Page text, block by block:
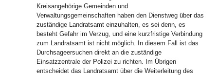
Kreisangehörige Gemeinden und
Verwaltungsgemeinschaften haben den Dienstweg über das
zuständige Landratsamt einzuhalten, es sei denn, es
besteht Gefahr im Verzug, und eine kurzfristige Verbindung
zum Landratsamt ist nicht möglich. In diesem Fall ist das
Durchsageersuchen direkt an die zuständige
Einsatzzentrale der Polizei zu richten. Im Übrigen
entscheidet das Landratsamt über die Weiterleitung des